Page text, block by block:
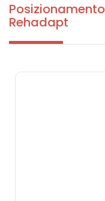
Rehadapt